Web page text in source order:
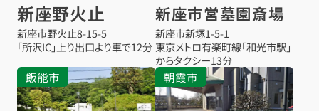
新座野火止
新座市野火止8-15-5
「所沢IC」上り出口より車で12分
新座市営墓園斎場
新座市新塚1-5-1
東京メトロ有楽町線「和光市駅」
からタクシー13分
飯能市 朝霞市